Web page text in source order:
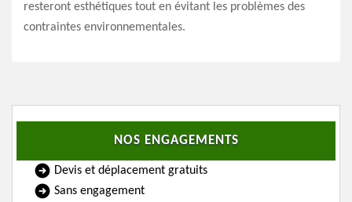
resteront esthétiques tout en évitant les problèmes des
contraintes environnementales.
NOS ENGAGEMENTS
Devis et déplacement gratuits
Sans engagement